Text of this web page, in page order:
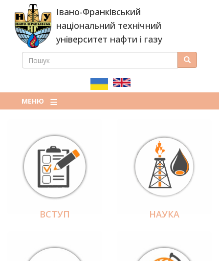
основного
вмісту
Івано-Франківський
національний технічний
університет нафти і газу
ПОШУКОВА
ПОШУК Пошук
МЕНЮ
ВСТУП НАУКА